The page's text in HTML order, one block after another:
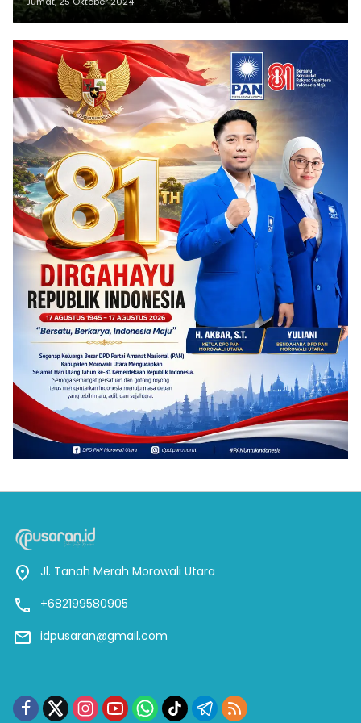
Jl. Tanah Merah Morowali Utara
+682199580905
idpusaran@gmail.com